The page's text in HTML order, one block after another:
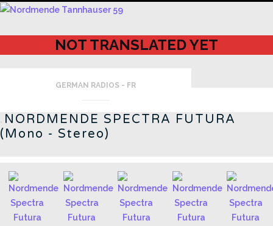
NOT TRANSLATED YET
GERMAN RADIOS - FR
NORDMENDE SPECTRA FUTURA
(Mono - Stereo)